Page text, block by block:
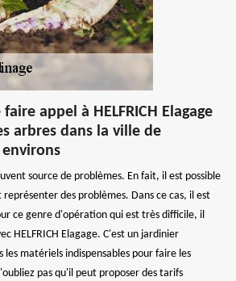
appel à HELFRICH Elagage
arbres dans la ville de
source de problèmes. En fait, il est possible
représenter des problèmes. Dans ce cas, il est
ce genre d'opération qui est très difficile, il
HELFRICH Elagage. C'est un jardinier
matériels indispensables pour faire les
pas qu'il peut proposer des tarifs